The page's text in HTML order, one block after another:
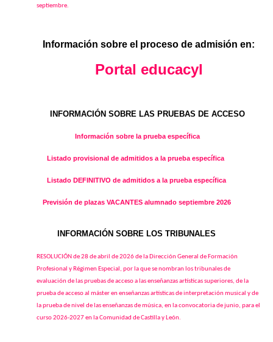
septiembre.
Información sobre el proceso de admisión en:
Portal educacyl
INFORMACIÓN SOBRE LAS PRUEBAS DE ACCESO
Información sobre la prueba específica
Listado provisional de admitidos a la prueba específica
Listado DEFINITIVO de admitidos a la prueba específica
Previsión de plazas VACANTES alumnado septiembre 2026
INFORMACIÓN SOBRE LOS TRIBUNALES
RESOLUCIÓN de 28 de abril de 2026 de la Dirección General de Formación
Profesional y Régimen Especial, por la que se nombran los tribunales de
evaluación de las pruebas de acceso a las enseñanzas artísticas superiores, de la
prueba de acceso al máster en enseñanzas artísticas de interpretación musical y de
la prueba de nivel de las enseñanzas de música, en la convocatoria de junio, para el
curso 2026-2027 en la Comunidad de Castilla y León.